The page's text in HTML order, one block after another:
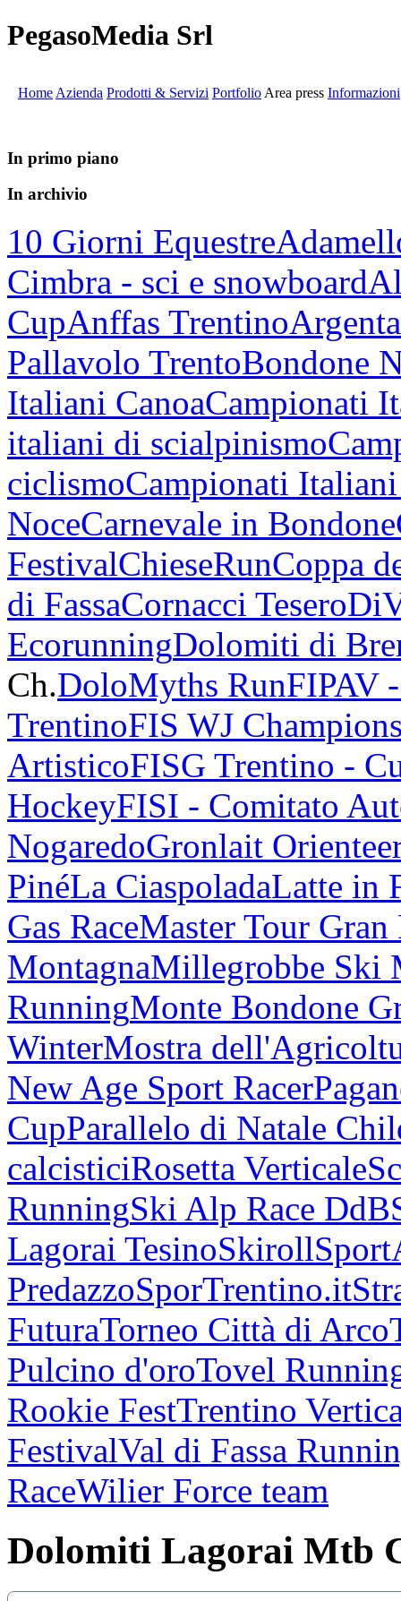
PegasoMedia Srl
Home Azienda Prodotti & Servizi Portfolio Area press Informazioni
In primo piano
In archivio
10 Giorni Equestre
Cimbra - sci e snowboard
CupAnffas Trentino
Pallavolo TrentoBondone
Italiani CanoaCampionati
italiani di scialpinismo
ciclismoCampionati
NoceCarnevale in Bondone
FestivalChieseRunCoppa
di FassaCornacci Tesero
EcorunningDolomiti di
Ch.DoloMyths RunFIPAV
TrentinoFIS WJ
ArtisticoFISG Trentino -
HockeyFISI - Comitato
NogaredoGronlait
PinéLa CiaspoladaLatte in
Gas RaceMaster Tour Gran
MontagnaMillegrobbe Ski
RunningMonte Bondone
WinterMostra
New Age Sport Racer
CupParallelo di Natale
calcisticiRosetta Verticale
RunningSki Alp Race DdB
Lagorai TesinoSkiroll
PredazzoSporTrentino.it
FuturaTorneo Città di Arco
Pulcino d'oroTovel
Rookie FestTrentino
FestivalVal di Fassa
RaceWilier Force team
Dolomiti Lagorai Mtb